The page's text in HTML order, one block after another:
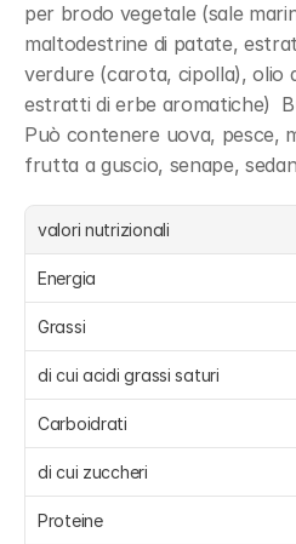
per brodo vegetale (sale
maltodestrine di patate,
verdure (carota, cipolla), olio
estratti di erbe aromatiche)
Può contenere uova, pesce,
frutta a guscio, senape,
valori nutrizionali
Energia
Grassi
di cui acidi grassi saturi
Carboidrati
di cui zuccheri
Proteine